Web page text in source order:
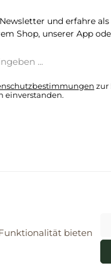
und erfahre
Shop, unserer App
zur
einverstanden.
WebShop - Alle
Vertrag
bieten